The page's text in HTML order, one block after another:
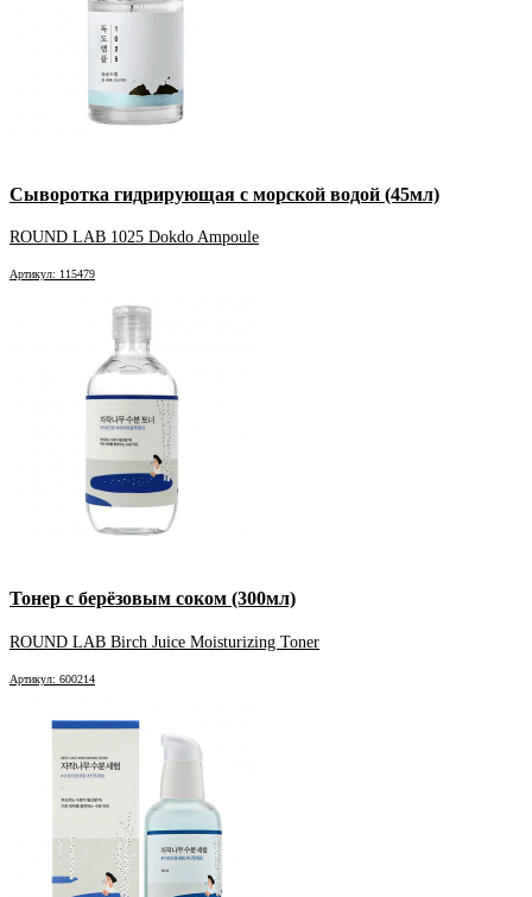
Сыворотка гидрирующая с морской водой (45мл)
ROUND LAB 1025 Dokdo Ampoule
Артикул: 115479
Тонер с берёзовым соком (300мл)
ROUND LAB Birch Juice Moisturizing Toner
Артикул: 600214